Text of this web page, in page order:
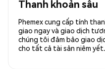
Thanh khoản sâu
Phemex cung cấp tính
giao ngay và giao dịch
chúng tôi đảm bảo giao
cho tất cả tài sản niêm yết.